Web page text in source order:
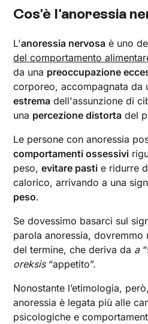
Cos'è l'anoressia
L'anoressia nervosa è uno
del comportamento
da una preoccupazione
corporeo, accompagnata da
estrema dell'assunzione di
una percezione distorta del
Le persone con anoressia
comportamenti ossessivi
peso,evitare pasti e ridurre
calorico, arrivando a una
peso.
Se dovessimo basarci sul
parola anoressia,
del termine, che deriva da a
oreksis“appetito”.
Nonostante l’etimologia,
anoressia è legata più alle
psicologiche e